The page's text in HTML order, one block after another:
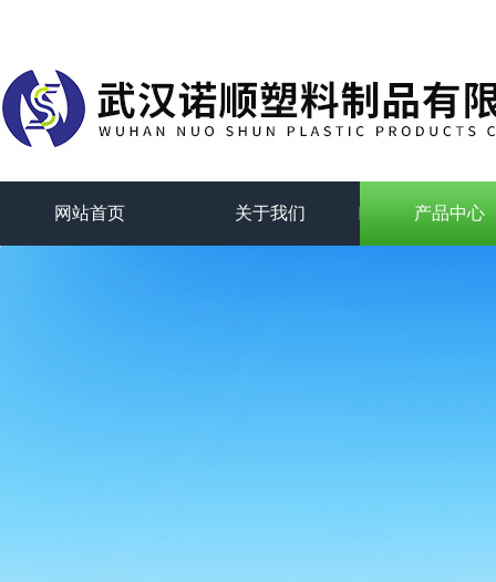
网站首页 关于我们 产品中心